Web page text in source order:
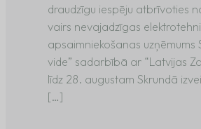
draudzīgu iespēju atbrīvoties
vairs nevajadzīgas
apsaimniekošanas uzņēmums
vide” sadarbībā ar “Latvijas
līdz 28. augustam Skrundā
[…]